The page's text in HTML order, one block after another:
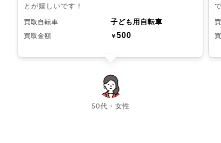
とが嬉しいです！
買取自転車 子ども用自転車
買取金額 ￥500
50代・女性
chevron_left chevron_right